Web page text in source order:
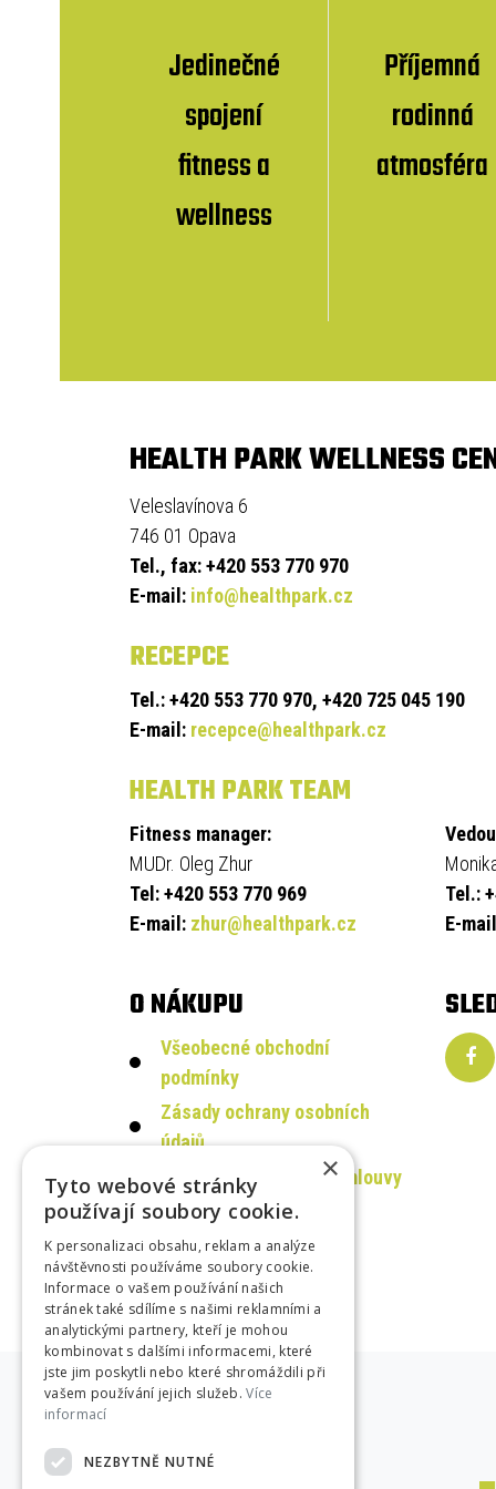
Jedinečné
spojení
fitness a
wellness
Příjemná
rodinná
atmosféra
HEALTH PARK WELLNESS
Veleslavínova 6
746 01 Opava
Tel., fax: +420 553 770 970
E-mail: info@healthpark.cz
RECEPCE
Tel.: +420 553 770 970, +420 725 045 190
E-mail: recepce@healthpark.cz
HEALTH PARK TEAM
Fitness manager:
MUDr. Oleg Zhur
Tel: +420 553 770 969
E-mail: zhur@healthpark.cz
Tel.:
E-
O NÁKUPU
Všeobecné obchodní
podmínky
Zásady ochrany osobních
údajů
Odstoupení od kupní smlouvy
Reklamační protokol
Platební metody
×
Tyto webové stránky
používají soubory cookie.
K personalizaci obsahu, reklam a analýze
návštěvnosti používáme soubory cookie.
Informace o vašem používání našich
stránek také sdílíme s našimi reklamními a
analytickými partnery, kteří je mohou
kombinovat s dalšími informacemi, které
jste jim poskytli nebo které shromáždili při
vašem používání jejich služeb.Více
informací
NEZBYTNĚ NUTNÉ